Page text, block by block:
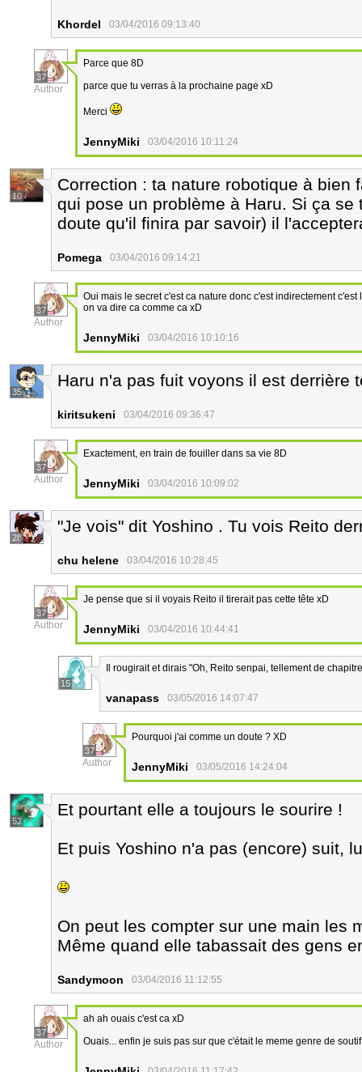
Khordel 03/04/2016 09:13:40
37
Author
Parce que 8D
parce que tu verras à la prochaine page xD
Merci
JennyMiki 03/04/2016 10:11:24
10
Correction : ta nature robotique à bien
qui pose un problème à Haru. Si ça
doute qu'il finira par savoir) il
Pomega 03/04/2016 09:14:21
37
Author
Oui mais le secret c'est ca nature donc c'est indirectement
on va dire ca comme ca xD
JennyMiki 03/04/2016 10:10:16
35
Haru n'a pas fuit voyons il est derrière
kiritsukeni 03/04/2016 09:36:47
37
Author
Exactement, en train de fouiller dans sa vie 8D
JennyMiki 03/04/2016 10:09:02
28
"Je vois" dit Yoshino . Tu vois Reito
chu helene 03/04/2016 10:28:45
37
Author
Je pense que si il voyais Reito il tirerait pas cette tête xD
JennyMiki 03/04/2016 10:44:41
15
Il rougirait et dirais "Oh, Reito senpai, tellement de
vanapass 03/05/2016 14:07:47
37
Author
Pourquoi j'ai comme un doute ? XD
JennyMiki 03/05/2016 14:24:04
52
Et pourtant elle a toujours le sourire !
Et puis Yoshino n'a pas (encore) suit,
On peut les compter sur une main les
Même quand elle tabassait des gens
Sandymoon 03/04/2016 11:12:55
37
Author
ah ah ouais c'est ca xD
Ouais... enfin je suis pas sur que c'était le meme genre de